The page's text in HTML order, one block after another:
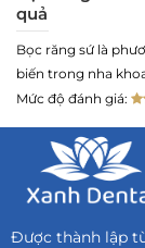
quả
Bọc răng sứ là
biến trong nha
Mức độ đánh giá:
Được thành lập